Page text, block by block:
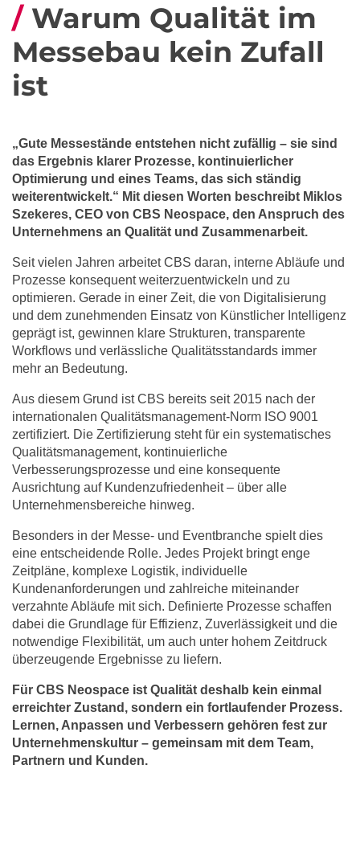
Warum Qualität im
Messebau kein Zufall
ist
„Gute Messestände entstehen nicht zufällig – sie sind
das Ergebnis klarer Prozesse, kontinuierlicher
Optimierung und eines Teams, das sich ständig
weiterentwickelt.“ Mit diesen Worten beschreibt Miklos
Szekeres, CEO von CBS Neospace, den Anspruch des
Unternehmens an Qualität und Zusammenarbeit.
Seit vielen Jahren arbeitet CBS daran, interne Abläufe und
Prozesse konsequent weiterzuentwickeln und zu
optimieren. Gerade in einer Zeit, die von Digitalisierung
und dem zunehmenden Einsatz von Künstlicher Intelligenz
geprägt ist, gewinnen klare Strukturen, transparente
Workflows und verlässliche Qualitätsstandards immer
mehr an Bedeutung.
Aus diesem Grund ist CBS bereits seit 2015 nach der
internationalen Qualitätsmanagement-Norm ISO 9001
zertifiziert. Die Zertifizierung steht für ein systematisches
Qualitätsmanagement, kontinuierliche
Verbesserungsprozesse und eine konsequente
Ausrichtung auf Kundenzufriedenheit – über alle
Unternehmensbereiche hinweg.
Besonders in der Messe- und Eventbranche spielt dies
eine entscheidende Rolle. Jedes Projekt bringt enge
Zeitpläne, komplexe Logistik, individuelle
Kundenanforderungen und zahlreiche miteinander
verzahnte Abläufe mit sich. Definierte Prozesse schaffen
dabei die Grundlage für Effizienz, Zuverlässigkeit und die
notwendige Flexibilität, um auch unter hohem Zeitdruck
überzeugende Ergebnisse zu liefern.
Für CBS Neospace ist Qualität deshalb kein einmal
erreichter Zustand, sondern ein fortlaufender Prozess.
Lernen, Anpassen und Verbessern gehören fest zur
Unternehmenskultur – gemeinsam mit dem Team,
Partnern und Kunden.